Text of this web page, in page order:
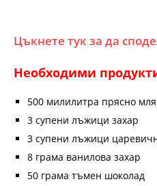
Цъкнете тук за да
Необходими
500 милилитра прясно
3 супени лъжици захар
3 супени лъжици
8 грама ванилова захар
50 грама тъмен шоколад